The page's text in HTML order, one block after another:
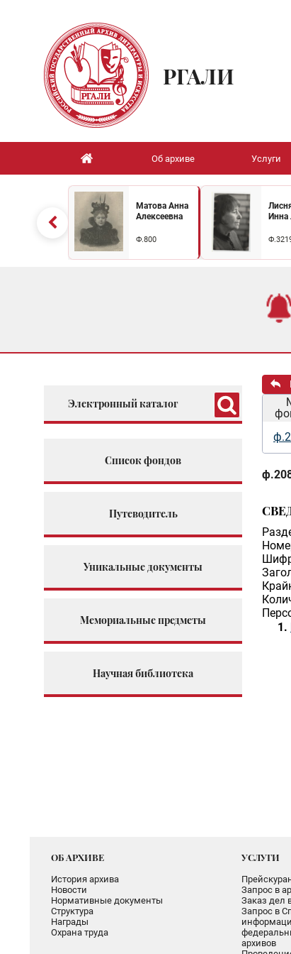
РГАЛИ
Об архиве Услуги
Матова Анна
Алексеевна
Ф.800
Инна
Электронный каталог
Список фондов
Путеводитель
Уникальные документы
Мемориальные предметы
Научная библиотека
ОБ АРХИВЕ
История архива
Новости
Нормативные документы
Структура
Награды
Охрана труда
УСЛУГИ
Запрос в
Заказ дел
Запрос в
архивов